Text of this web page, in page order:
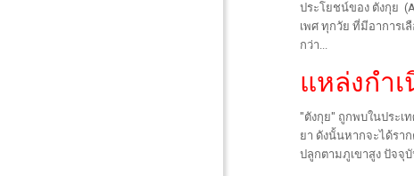
ประโยชน์ของ ตังกุย (
เพศ ทุกวัย ที่มีอาการเ
กว่า...
แหล่งกำ
"ตังกุย" ถูกพบในประเ
ยา ดังนั้นหากจะได้รา
ปลูกตามภูเขาสูง ปัจจุ